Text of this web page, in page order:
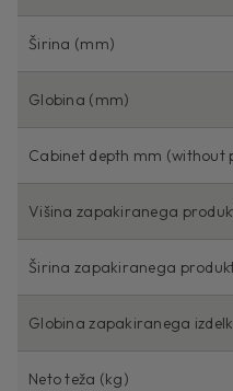
Širina (mm)
Globina (mm)
Cabinet depth mm (without
Višina zapakiranega
Širina zapakiranega
Globina zapakiranega
Neto teža (kg)